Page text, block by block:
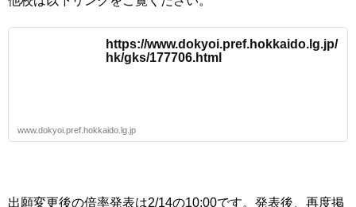
https://www.dokyoi.pref.hokkaido.lg.jp/
hk/gks/177706.html
www.dokyoi.pref.hokkaido.lg.jp
出願変更後の倍率発表は2/14の10:00です。発表後、再度掲